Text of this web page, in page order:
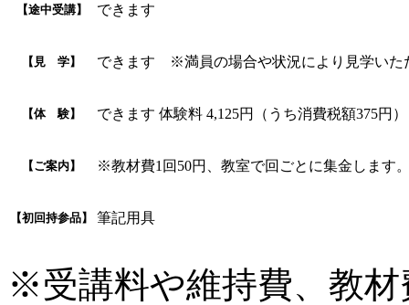
【途中受講】 できます
【見 学】 できます ※満員の場合や状況により見学いた
【体 験】 できます 体験料 4,125円（うち消費税額375円）
【ご案内】 ※教材費1回50円、教室で回ごとに集金します
【初回持参品】 筆記用具
※受講料や維持費、教